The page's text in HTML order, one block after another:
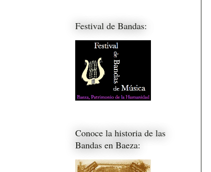
Festival de Bandas:
Conoce la historia de las
Bandas en Baeza: